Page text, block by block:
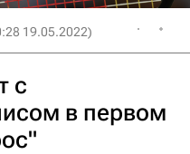
19.05.2022)
с
в первом